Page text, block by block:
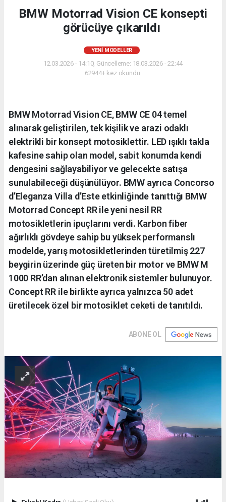
BMW Motorrad Vision CE konsepti
görücüye çıkarıldı
YENI MODELLER
12.03.2026 - 14:10, Güncelleme: 18.03.2026 - 22:44
62944+ kez okundu.
BMW Motorrad Vision CE, BMW CE 04 temel
alınarak geliştirilen, tek kişilik ve arazi odaklı
elektrikli bir konsept motosiklettir. LED ışıklı takla
kafesine sahip olan model, sabit konumda kendi
dengesini sağlayabiliyor ve gelecekte satışa
sunulabileceği düşünülüyor. BMW ayrıca Concorso
d’Eleganza Villa d’Este etkinliğinde tanıttığı BMW
Motorrad Concept RR ile yeni nesil RR
motosikletlerin ipuçlarını verdi. Karbon fiber
ağırlıklı gövdeye sahip bu yüksek performanslı
modelde, yarış motosikletlerinden türetilmiş 227
beygirin üzerinde güç üreten bir motor ve BMW M
1000 RR’dan alınan elektronik sistemler bulunuyor.
Concept RR ile birlikte ayrıca yalnızca 50 adet
üretilecek özel bir motosiklet ceketi de tanıtıldı.
ABONE OL